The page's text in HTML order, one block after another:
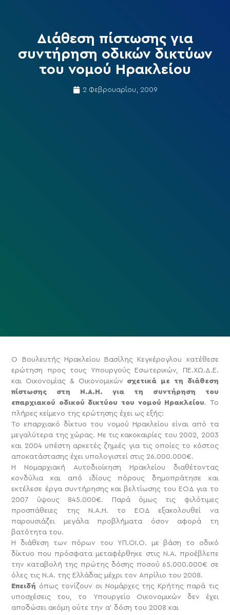
Διάθεση πίστωσης για
συντήρηση οδικών δικτύων
του νομού Ηρακλείου
2 Φεβρουαρίου, 2009
Ο Βουλευτής Ηρακλείου Βασίλης Κεγκέρογλου κατέθεσε
ερώτηση προς τους Υπουργούς Εσωτερικών, ΠΕ.ΧΩ.Δ.Ε.
και Οικονομίας & Οικονομικών σχετικά με τη διάθεση
πίστωσης στη Ν.Α.Η. για τη συντήρηση του
επαρχιακού οδικού δικτύου του νομού Ηρακλείου. Το
πλήρες κείμενο της ερώτησης έχει ως εξής:
Το επαρχιακό δίκτυο του νομού Ηρακλείου είναι από τα
μεγαλύτερα της χώρας. Με τις κακοκαιρίες του 2002, 2003
και 2004 υπέστη αρκετές ζημιές για τις οποίες το κόστος
αποκατάστασης έχει υπολογιστεί στις 26.000.000€.
Η Νομαρχιακή Αυτοδιοίκηση Ηρακλείου διαθέτοντας
κονδύλια και από ιδίους πόρους δημοπράτησε και
εκτέλεσε έργα συντήρησης και βελτίωσης του ΕΟΔ για το
2007 ύψους 845.000€. Παρά όμως τις φιλότιμες
προσπάθειες της Ν.Α.Η. το ΕΟΔ εξακολουθεί να
παρουσιάζει μεγάλα προβλήματα όσον αφορά τη
βατότητα του.
Η διάθεση των πόρων του ΥΠ.ΟΙ.Ο. με βάση το οδικό
δίκτυο που πρόσφατα μεταφέρθηκε στις Ν.Α. προέβλεπε
την καταβολή της πρώτης δόσης ποσού 65.000.000€ σε
όλες τις Ν.Α. της Ελλάδας μέχρι τον Απρίλιο του 2008.
Επειδή όπως τονίζουν οι Νομάρχες της Κρήτης παρά τις
υποσχέσεις του, το Υπουργείο Οικονομικών δεν έχει
αποδώσει ακόμη ούτε την α’ δόση του 2008 και